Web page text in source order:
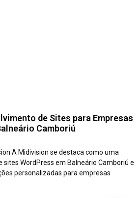
de Sites para Empresas
Camboriú
A Midivision se destaca como uma
WordPress em Balneário Camboriú e
personalizadas para empresas